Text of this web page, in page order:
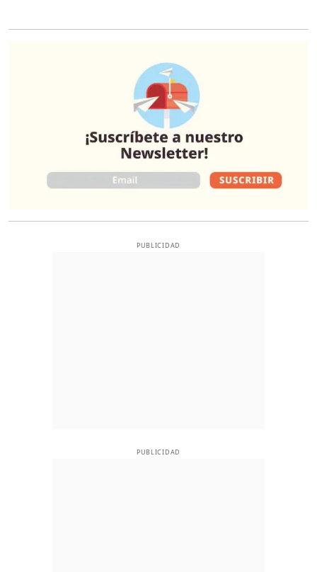
PUBLICIDAD
PUBLICIDAD